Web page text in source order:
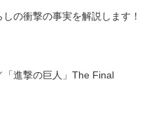
の衝撃の事実を解説します！
進撃の巨人」The Final